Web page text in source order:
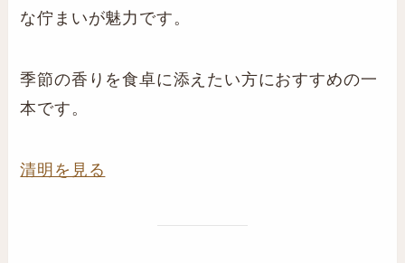
な佇まいが魅力です。
季節の香りを食卓に添えたい方におすすめの一
本です。
清明を見る